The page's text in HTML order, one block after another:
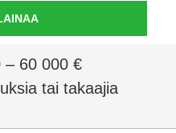
– 60 000 €
tai takaajia